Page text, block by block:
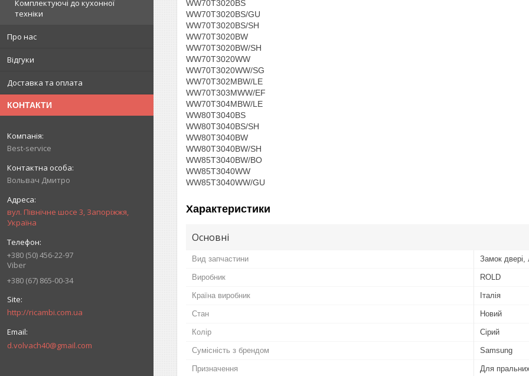
Комплектуючі до кухонної
техніки
Про нас
Відгуки
Доставка та оплата
КОНТАКТИ
Best-service
Вольвач Дмитро
вул. Північне шосе 3, Запоріжжя,
Україна
+380 (50) 456-22-97
Viber
+380 (67) 865-00-34
http://ricambi.com.ua
d.volvach40@gmail.com
WW70T3020BS
WW70T3020BS/GU
WW70T3020BS/SH
WW70T3020BW
WW70T3020BW/SH
WW70T3020WW
WW70T3020WW/SG
WW70T302MBW/LE
WW70T303MWW/EF
WW70T304MBW/LE
WW80T3040BS
WW80T3040BS/SH
WW80T3040BW
WW80T3040BW/SH
WW85T3040BW/BO
WW85T3040WW
WW85T3040WW/GU
Характеристики
Основні
Вид запчастини Замок двері,
Виробник ROLD
Країна виробник Італія
Стан Новий
Колір Сірий
Сумісність з брендом Samsung
Призначення Для